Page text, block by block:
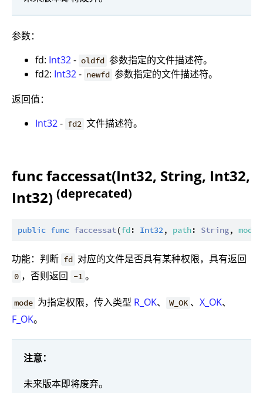
参数：
fd: Int32- oldfd 参数指定的文件描述符。
fd2: Int32- newfd 参数指定的文件描述符。
返回值：
Int32- fd2 文件描述符。
func faccessat(Int32, String, Int32,
Int32) (deprecated)
public func faccessat(fd: Int32, path: String, mode
功能：判断 fd 对应的文件是否具有某种权限，具有返回
0 ，否则返回 -1 。
mode 为指定权限，传入类型 R_OK、 W_OK 、 X_OK、
F_OK。
注意：
未来版本即将废弃。